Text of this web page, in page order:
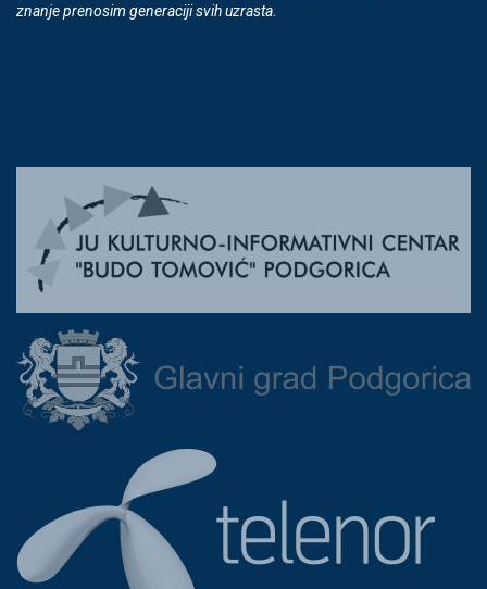
znanje prenosim generaciji svih uzrasta.